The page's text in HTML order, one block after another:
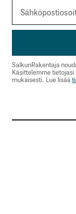
SalkunRakentaja
Käsittelemme
mukaisesti. Lue lisää